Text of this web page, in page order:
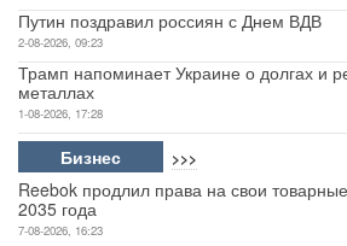
Путин поздравил россиян с Днем ВДВ
2-08-2026, 09:23
Трамп напоминает Украине о долгах и
металлах
1-08-2026, 17:28
Бизнес >>>
Reebok продлил права на свои
2035 года
7-08-2026, 16:23